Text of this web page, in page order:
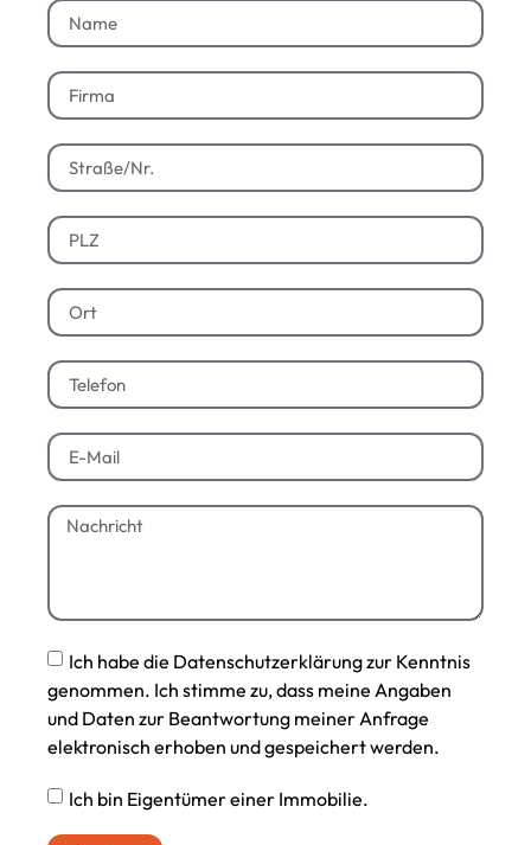
Ich habe die Datenschutzerklärung zur Kenntnis
genommen. Ich stimme zu, dass meine Angaben
und Daten zur Beantwortung meiner Anfrage
elektronisch erhoben und gespeichert werden.
Ich bin Eigentümer einer Immobilie.